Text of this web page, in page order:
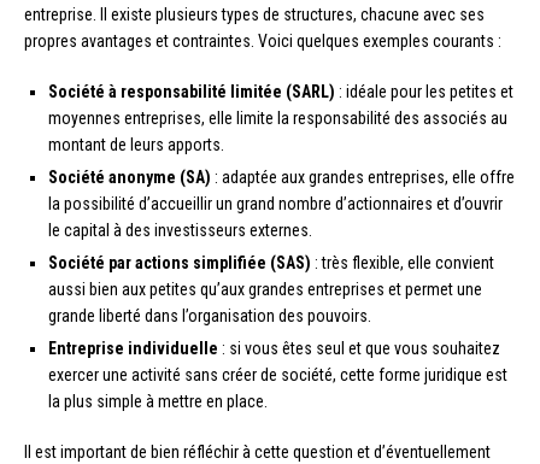
entreprise. Il existe plusieurs types de structures, chacune avec ses
propres avantages et contraintes. Voici quelques exemples courants :
Société à responsabilité limitée (SARL) : idéale pour les petites et
moyennes entreprises, elle limite la responsabilité des associés au
montant de leurs apports.
Société anonyme (SA) : adaptée aux grandes entreprises, elle offre
la possibilité d’accueillir un grand nombre d’actionnaires et d’ouvrir
le capital à des investisseurs externes.
Société par actions simplifiée (SAS) : très flexible, elle convient
aussi bien aux petites qu’aux grandes entreprises et permet une
grande liberté dans l’organisation des pouvoirs.
Entreprise individuelle : si vous êtes seul et que vous souhaitez
exercer une activité sans créer de société, cette forme juridique est
la plus simple à mettre en place.
Il est important de bien réfléchir à cette question et d’éventuellement